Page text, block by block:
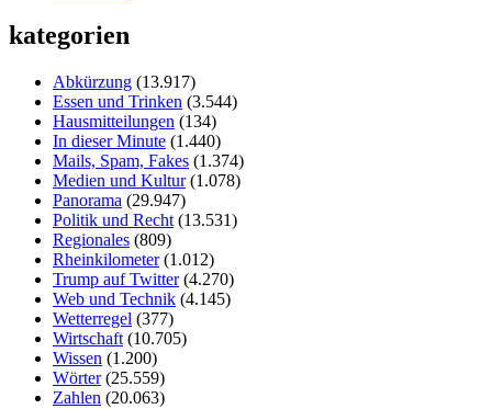
kategorien
Abkürzung (13.917)
Essen und Trinken (3.544)
Hausmitteilungen (134)
In dieser Minute (1.440)
Mails, Spam, Fakes (1.374)
Medien und Kultur(1.078)
Panorama (29.947)
Politik und Recht (13.531)
Regionales (809)
Rheinkilometer(1.012)
Trump auf Twitter(4.270)
Web und Technik (4.145)
Wetterregel (377)
Wirtschaft (10.705)
Wissen (1.200)
Wörter(25.559)
Zahlen (20.063)